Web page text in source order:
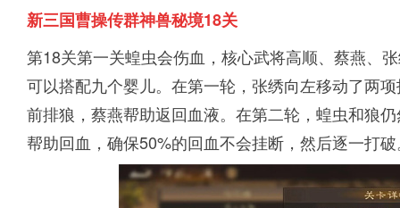
新三国曹操传群神兽秘境18关
第18关第一关蝗虫会伤血，核心武将高顺、蔡燕、
可以搭配九个婴儿。在第一轮，张绣向左移动了两
前排狼，蔡燕帮助返回血液。在第二轮，蝗虫和狼
帮助回血，确保50%的回血不会挂断，然后逐一打